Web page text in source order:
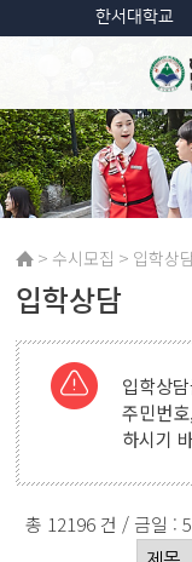
한서대학교
> 수시모집 > 입학상
입학상담
입학상
주민번
하시기
총 12196 건 / 금일 :